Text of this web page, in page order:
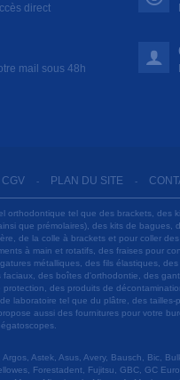
direct
mail sous 48h
CGV - PLAN DU SITE -
tel que des brackets, des
que prémolaires), des kits de bagues,
de la colle à brackets et pour coller
à main et rotatifs, des fraises pour
métalliques, des fils élastiques,
des boîtes d'orthodontie, des
des produits de
laboratoire tel que du plâtre, des
aussi des fournitures pour votre
Astek, Asus, Avery, Bausch, Bic,
Forestadent, Fujitsu, GBC, GC